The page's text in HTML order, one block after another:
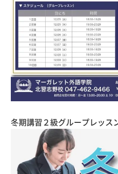
冬期講習２級グループレッス